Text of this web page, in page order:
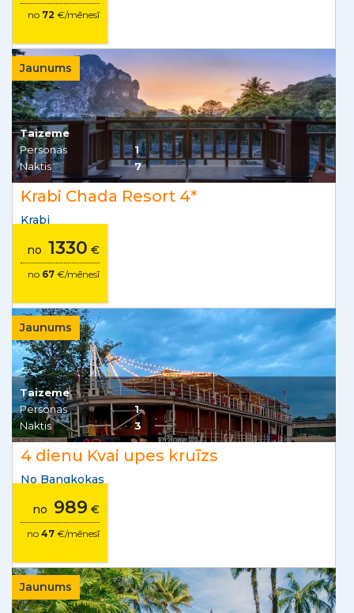
no 72 €/mēnesī
Jaunums
Taizeme
Personas
1
Naktis
7
Krabi Chada Resort 4*
Krabi
no 1330 €
no 67 €/mēnesī
Jaunums
Taizeme
Personas
1
Naktis
3
4 dienu Kvai upes kruīzs
No Bangkokas
no 989 €
no 47 €/mēnesī
Jaunums